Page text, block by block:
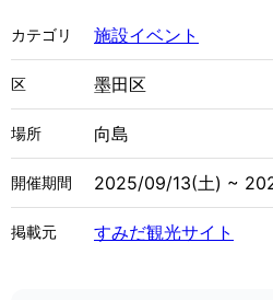
カテゴリ 施設イベント
区 墨田区
場所 向島
開催期間 2025/09/13(土) ~
掲載元 すみだ観光サイト